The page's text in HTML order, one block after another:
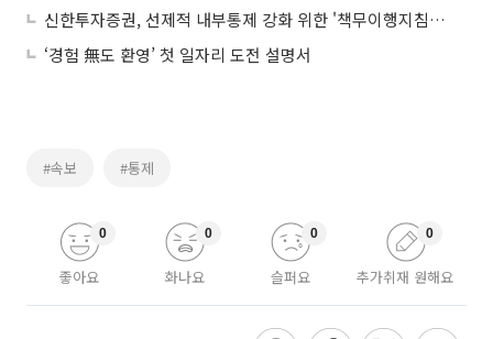
신한투자증권, 선제적 내부통제 강화 위한 '책무이행지침서' 사내 발간
‘경험 無도 환영’ 첫 일자리 도전 설명서
#속보 #통제
좋아요
0
화나요
0
슬퍼요
0
추가취재 원해요
0